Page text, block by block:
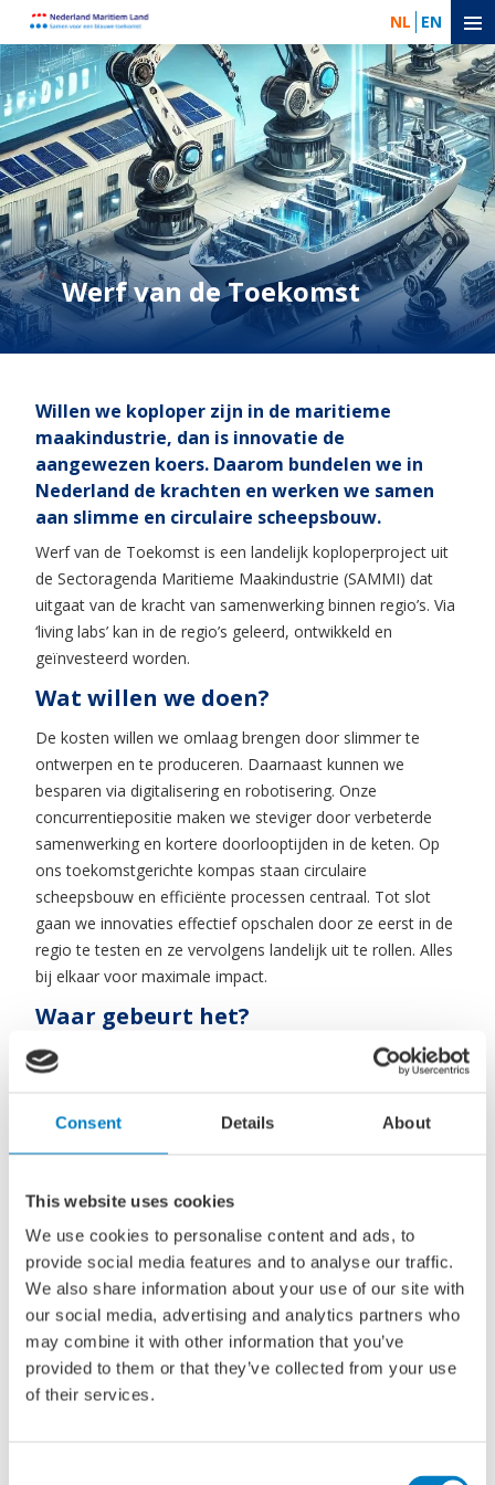
Consent Details About
This website uses cookies
We use cookies to personalise content and ads, to
provide social media features and to analyse our traffic.
We also share information about your use of our site with
our social media, advertising and analytics partners who
may combine it with other information that you’ve
provided to them or that they’ve collected from your use
of their services.
NL EN
Werf van de Toekomst
Willen we koploper zijn in de maritieme
maakindustrie, dan is innovatie de
aangewezen koers. Daarom bundelen we in
Nederland de krachten en werken we samen
aan slimme en circulaire scheepsbouw.
Werf van de Toekomst is een landelijk koploperproject uit
de Sectoragenda Maritieme Maakindustrie (SAMMI) dat
uitgaat van de kracht van samenwerking binnen regio’s. Via
‘living labs’ kan in de regio’s geleerd, ontwikkeld en
geïnvesteerd worden.
Wat willen we doen?
De kosten willen we omlaag brengen door slimmer te
ontwerpen en te produceren. Daarnaast kunnen we
besparen via digitalisering en robotisering. Onze
concurrentiepositie maken we steviger door verbeterde
samenwerking en kortere doorlooptijden in de keten. Op
ons toekomstgerichte kompas staan circulaire
scheepsbouw en efficiënte processen centraal. Tot slot
gaan we innovaties effectief opschalen door ze eerst in de
regio te testen en ze vervolgens landelijk uit te rollen. Alles
bij elkaar voor maximale impact.
Waar gebeurt het?
We werken aan een regionale aanpak, via zogenaamde
‘living labs’. Hierin gaan bedrijven, kennisinstellingen en
productiemethoden. Dit doen we in de regio’s Noord-
Nederland, Zeeland, Rotterdam-Drechtsteden, Den Helder,
uitdagingen mee. Zo groeit er een breed netwerk waar
iedereen baat bij heeft.
Wat levert het de sector op?
Werf van de Toekomst leidt naar een sterkere
concurrentiepositie van Nederlandse bedrijven op de
internationale markt. Door samen te werken ontstaan
baanbrekende oplossingen sneller, wat meer
dezelfde middelen: grotere capaciteit. Door als bedrijven, in